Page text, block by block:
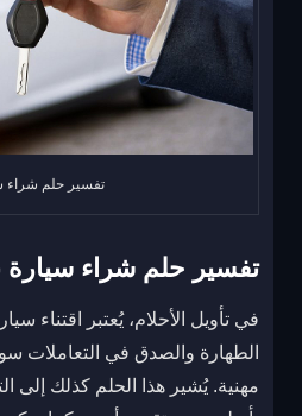
تفسير حلم شراء
تفسير حلم شراء سيارة
في تأويل الأحلام، يُعتبر اقتناء
الطهارة والصدق في التعاملات
مهنية. يُشير هذا الحلم كذلك إلى